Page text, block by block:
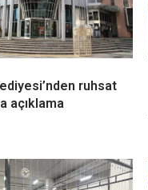
ruhsat
açıklama